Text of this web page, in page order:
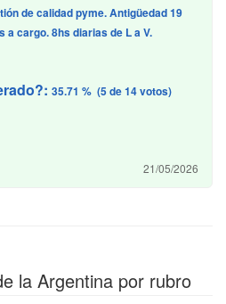
de calidad pyme. Antigüedad 19
a cargo. 8hs diarias de L a V.
35.71 % (5 de 14 votos)
21/05/2026
la Argentina por rubro